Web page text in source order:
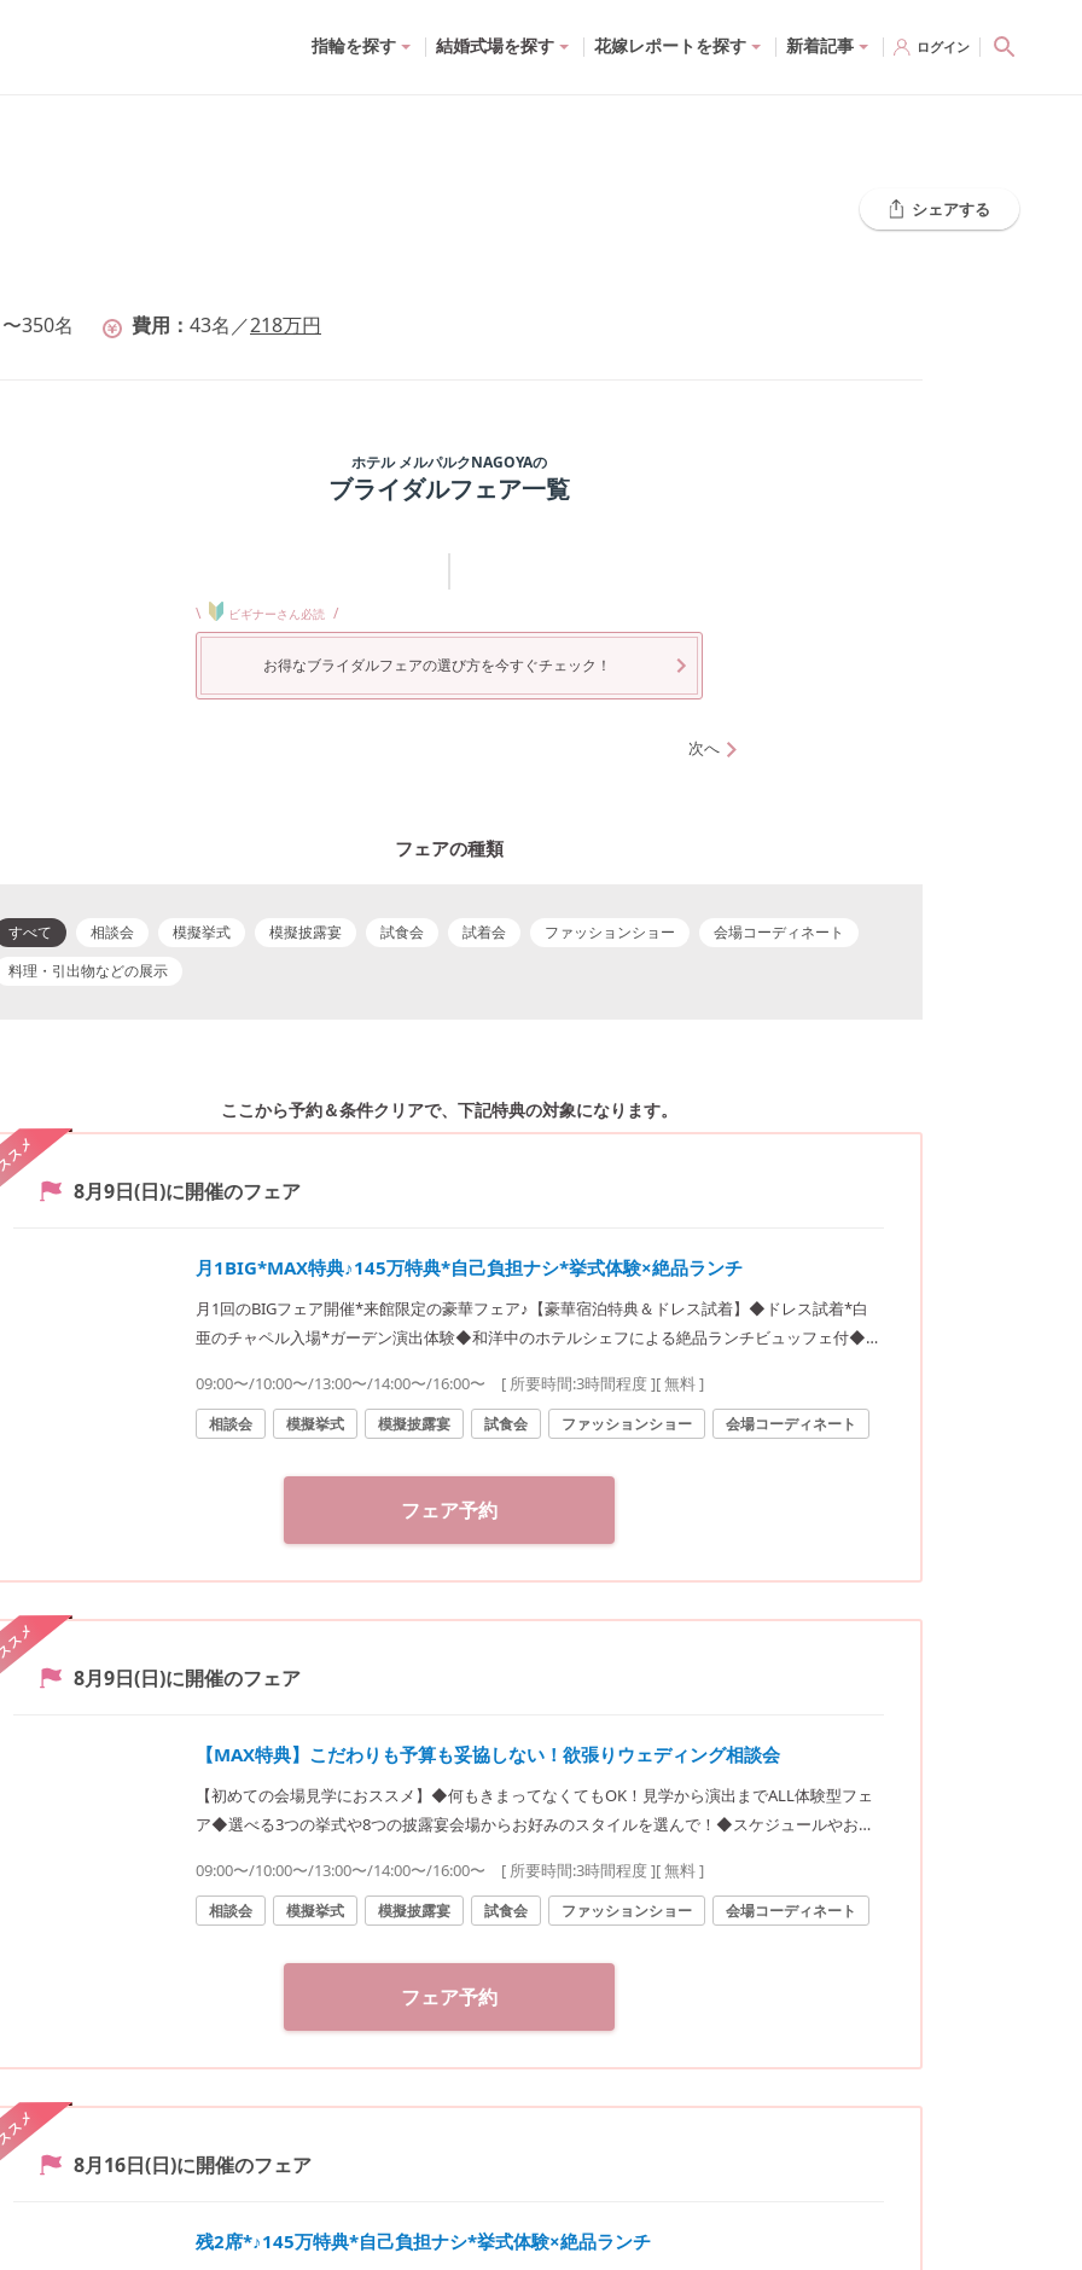
指輪を探す 結婚式場を探す 花嫁レポートを探す 新着記事 ログイン
350名 費用 43名 ／218万円
シェアする
ホテル メルパルクNAGOYAの
ブライダルフェア一覧
\ ビギナーさん必読 /
お得なブライダルフェアの選び方を今すぐチェック！
次へ
フェアの種類
すべて 相談会 模擬挙式 模擬披露宴 試食会 試着会 ファッションショー
会場コーディネート
料理・引出物などの展示
ここから予約＆条件クリアで、 下記特典の対象になります。
メ
8月9日(日)に開催のフェア
月1BIG*MAX特典♪145万特典*自己負担ナシ*挙式体験×絶品ランチ
月1回のBIGフェア開催*来館限定の豪華フェア♪【豪華宿泊特典＆ドレス試着】◆ドレス試着*白
亜のチャペル入場*ガーデン演出体験◆和洋中のホテルシェフによる絶品ランチビュッフェ付◆
09:00〜/10:00〜/13:00〜/14:00〜/16:00〜 [ 所要時間:3時間程度][ 無料 ]
相談会 模擬挙式 模擬披露宴 試食会 ファッションショー 会場コーディネート
フェア予約
メ
8月9日(日)に開催のフェア
【MAX特典】こだわりも予算も妥協しない！欲張りウェディング相談会
【初めての会場見学におススメ】◆何もきまってなくてもOK！見学から演出までALL体験型フェ
ア◆選べる3つの挙式や8つの披露宴会場からお好みのスタイルを選んで！◆スケジュールやお見
09:00〜/10:00〜/13:00〜/14:00〜/16:00〜 [ 所要時間:3時間程度][ 無料 ]
相談会 模擬挙式 模擬披露宴 試食会 ファッションショー 会場コーディネート
フェア予約
メ
8月16日(日)に開催のフェア
残2席*♪145万特典*自己負担ナシ*挙式体験×絶品ランチ